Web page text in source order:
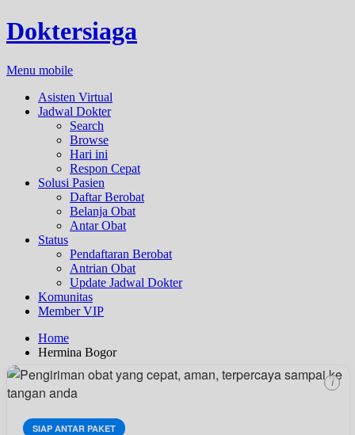
Doktersiaga
Menu mobile
Asisten Virtual
Jadwal Dokter
Search
Browse
Hari ini
Respon Cepat
Solusi Pasien
Daftar Berobat
Belanja Obat
Antar Obat
Status
Pendaftaran Berobat
Antrian Obat
Update Jadwal Dokter
Komunitas
Member VIP
Home
Hermina Bogor
SIAP ANTAR PAKET
i